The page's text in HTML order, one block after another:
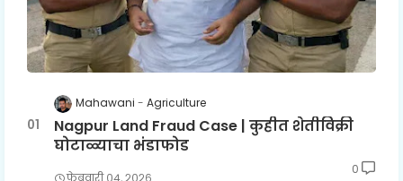
Mahawani Agriculture
Nagpur Land Fraud Case | कुहीत शेतीविक्री
घोटाळ्याचा भंडाफोड
फेब्रुवारी ०४, २०२६
0